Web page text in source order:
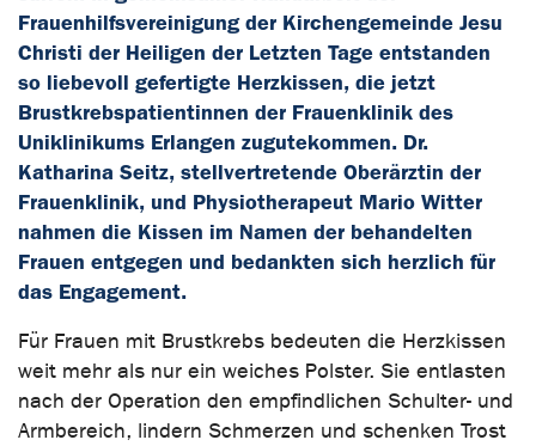
Frauenhilfsvereinigung der Kirchengemeinde Jesu
Christi der Heiligen der Letzten Tage entstanden
so liebevoll gefertigte Herzkissen, die jetzt
Brustkrebspatientinnen der Frauenklinik des
Uniklinikums Erlangen zugutekommen. Dr.
Katharina Seitz, stellvertretende Oberärztin der
Frauenklinik, und Physiotherapeut Mario Witter
nahmen die Kissen im Namen der behandelten
Frauen entgegen und bedankten sich herzlich für
das Engagement.
Für Frauen mit Brustkrebs bedeuten die Herzkissen
weit mehr als nur ein weiches Polster. Sie entlasten
nach der Operation den empfindlichen Schulter- und
Armbereich, lindern Schmerzen und schenken Trost